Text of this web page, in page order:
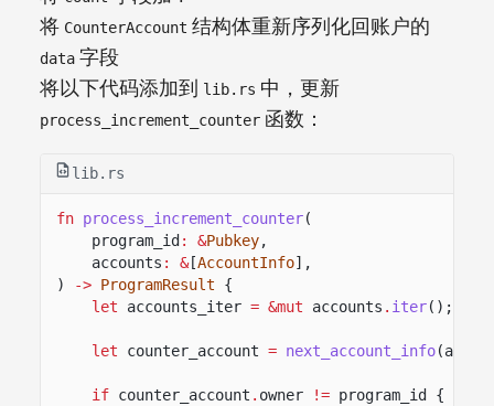
将 CounterAccount 结构体重新序列化回账户的
data 字段
将以下代码添加到
lib.rs 中，更新
process_increment_counter 函数：
lib.rs
fn process_increment_counter(
program_id : &Pubkey,
accounts : &[AccountInfo],
)
-> ProgramResult
{
let
accounts_iter = &mut accounts . iter();
let counter_account = next_account_info
if counter_account . owner != program_id {